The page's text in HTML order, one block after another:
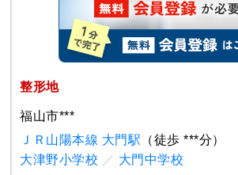
整形地
福山市***
ＪＲ山陽本線 大門駅 （徒歩 ***分）
大津野小学校 ／ 大門中学校